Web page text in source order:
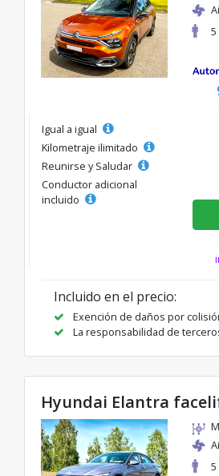
5
Igual a igual
Kilometraje ilimitado
Reunirse y Saludar
Conductor adicional
incluido
Incluido en el precio:
Exención de daños por
La responsabilidad de
Hyundai Elantra
5